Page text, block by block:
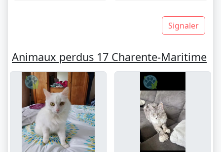
Signaler
Animaux perdus 17 Charente-Maritime